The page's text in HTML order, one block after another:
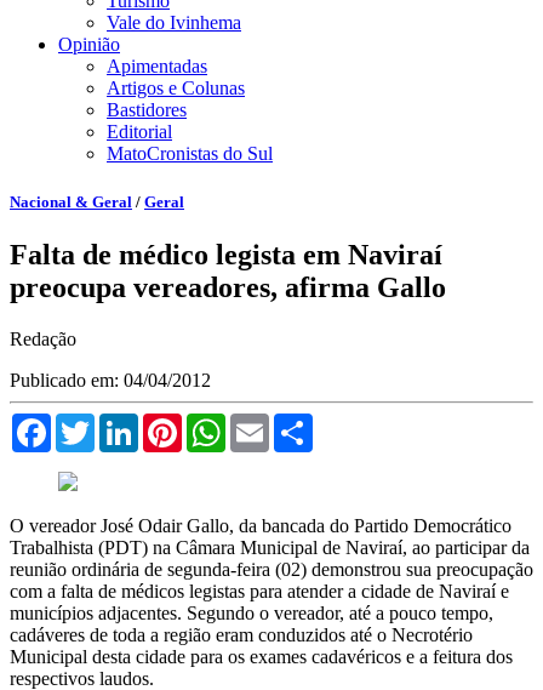
Vale do Ivinhema
Opinião
Apimentadas
Artigos e Colunas
Bastidores
Editorial
MatoCronistas do Sul
Nacional & Geral / Geral
Falta de médico legista em Naviraí
preocupa vereadores, afirma Gallo
Redação
Publicado em: 04/04/2012
FacebookTwitterLinkedInPinterestWhatsApp
Email
O vereador José Odair Gallo, da bancada do Partido Democrático
Trabalhista (PDT) na Câmara Municipal de Naviraí, ao participar da
reunião ordinária de segunda-feira (02) demonstrou sua preocupação
com a falta de médicos legistas para atender a cidade de Naviraí e
municípios adjacentes. Segundo o vereador, até a pouco tempo,
cadáveres de toda a região eram conduzidos até o Necrotério
Municipal desta cidade para os exames cadavéricos e a feitura dos
respectivos laudos.